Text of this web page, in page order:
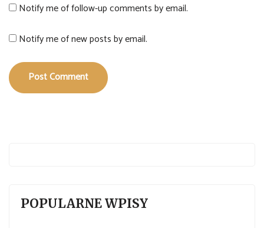
Notify me of follow-up comments by email.
Notify me of new posts by email.
Post Comment
POPULARNE WPISY